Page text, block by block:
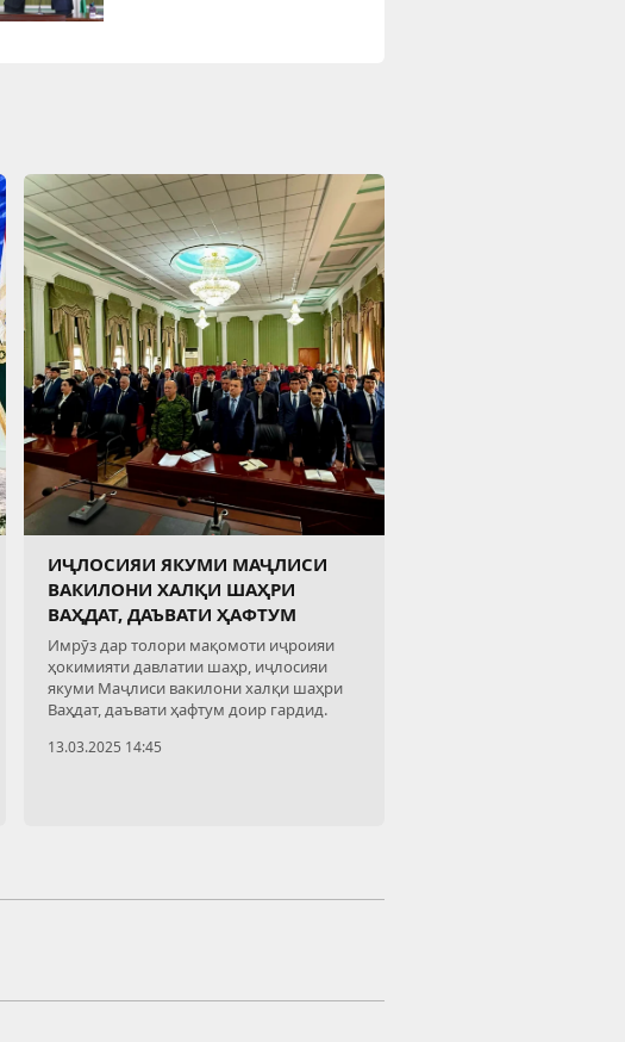
ИҶЛОСИЯИ ЯКУМИ МАҶЛИСИ
ВАКИЛОНИ ХАЛҚИ ШАҲРИ
ВАҲДАТ, ДАЪВАТИ ҲАФТУМ
Имрӯз дар толори мақомоти иҷроияи
ҳокимияти давлатии шаҳр, иҷлосияи
якуми Маҷлиси вакилони халқи шаҳри
Ваҳдат, даъвати ҳафтум доир гардид.
13.03.2025 14:45